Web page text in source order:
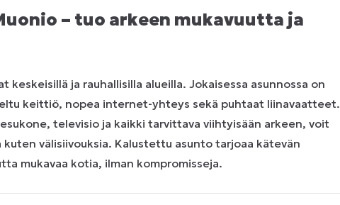
– tuo arkeen mukavuutta ja
keskeisillä ja rauhallisilla alueilla. Jokaisessa asunnossa on
keittiö, nopea internet-yhteys sekä puhtaat liinavaatteet.
televisio ja kaikki tarvittava viihtyisään arkeen, voit
välisiivouksia. Kalustettu asunto tarjoaa kätevän
mukavaa kotia, ilman kompromisseja.